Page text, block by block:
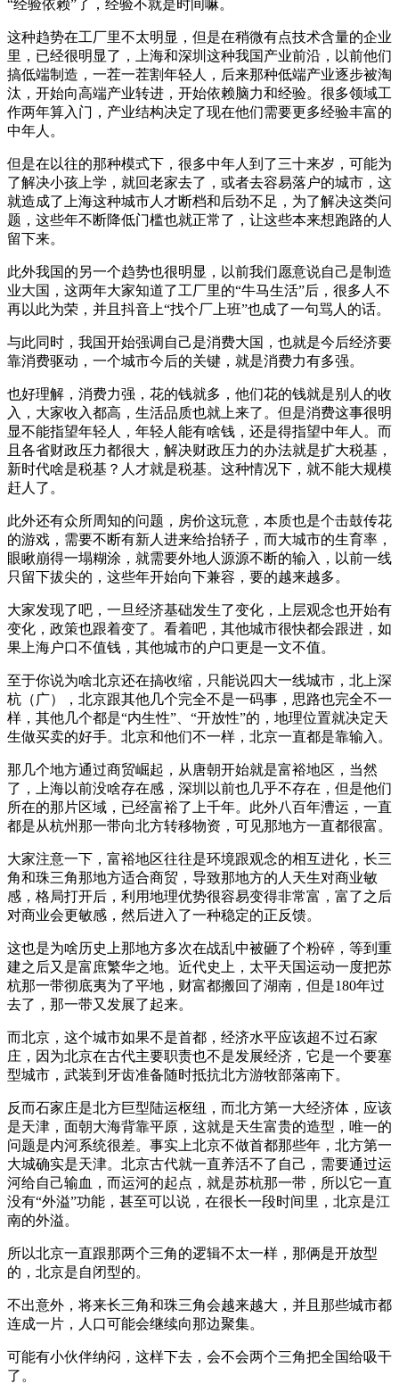
“经验依赖”了，经验不就是时间嘛。
这种趋势在工厂里不太明显，但是在稍微有点技术含量的企业
里，已经很明显了，上海和深圳这种我国产业前沿，以前他们
搞低端制造，一茬一茬割年轻人，后来那种低端产业逐步被淘
汰，开始向高端产业转进，开始依赖脑力和经验。很多领域工
作两年算入门，产业结构决定了现在他们需要更多经验丰富的
中年人。
但是在以往的那种模式下，很多中年人到了三十来岁，可能为
了解决小孩上学，就回老家去了，或者去容易落户的城市，这
就造成了上海这种城市人才断档和后劲不足，为了解决这类问
题，这些年不断降低门槛也就正常了，让这些本来想跑路的人
留下来。
此外我国的另一个趋势也很明显，以前我们愿意说自己是制造
业大国，这两年大家知道了工厂里的“牛马生活”后，很多人不
再以此为荣，并且抖音上“找个厂上班”也成了一句骂人的话。
与此同时，我国开始强调自己是消费大国，也就是今后经济要
靠消费驱动，一个城市今后的关键，就是消费力有多强。
也好理解，消费力强，花的钱就多，他们花的钱就是别人的收
入，大家收入都高，生活品质也就上来了。但是消费这事很明
显不能指望年轻人，年轻人能有啥钱，还是得指望中年人。而
且各省财政压力都很大，解决财政压力的办法就是扩大税基，
新时代啥是税基？人才就是税基。这种情况下，就不能大规模
赶人了。
此外还有众所周知的问题，房价这玩意，本质也是个击鼓传花
的游戏，需要不断有新人进来给抬轿子，而大城市的生育率，
眼瞅崩得一塌糊涂，就需要外地人源源不断的输入，以前一线
只留下拔尖的，这些年开始向下兼容，要的越来越多。
大家发现了吧，一旦经济基础发生了变化，上层观念也开始有
变化，政策也跟着变了。看着吧，其他城市很快都会跟进，如
果上海户口不值钱，其他城市的户口更是一文不值。
至于你说为啥北京还在搞收缩，只能说四大一线城市，北上深
杭（广），北京跟其他几个完全不是一码事，思路也完全不一
样，其他几个都是“内生性”、“开放性”的，地理位置就决定天
生做买卖的好手。北京和他们不一样，北京一直都是靠输入。
那几个地方通过商贸崛起，从唐朝开始就是富裕地区，当然
了，上海以前没啥存在感，深圳以前也几乎不存在，但是他们
所在的那片区域，已经富裕了上千年。此外八百年漕运，一直
都是从杭州那一带向北方转移物资，可见那地方一直都很富。
大家注意一下，富裕地区往往是环境跟观念的相互进化，长三
角和珠三角那地方适合商贸，导致那地方的人天生对商业敏
感，格局打开后，利用地理优势很容易变得非常富，富了之后
对商业会更敏感，然后进入了一种稳定的正反馈。
这也是为啥历史上那地方多次在战乱中被砸了个粉碎，等到重
建之后又是富庶繁华之地。近代史上，太平天国运动一度把苏
杭那一带彻底夷为了平地，财富都搬回了湖南，但是180年过
去了，那一带又发展了起来。
而北京，这个城市如果不是首都，经济水平应该超不过石家
庄，因为北京在古代主要职责也不是发展经济，它是一个要塞
型城市，武装到牙齿准备随时抵抗北方游牧部落南下。
反而石家庄是北方巨型陆运枢纽，而北方第一大经济体，应该
是天津，面朝大海背靠平原，这就是天生富贵的造型，唯一的
问题是内河系统很差。事实上北京不做首都那些年，北方第一
大城确实是天津。北京古代就一直养活不了自己，需要通过运
河给自己输血，而运河的起点，就是苏杭那一带，所以它一直
没有“外溢”功能，甚至可以说，在很长一段时间里，北京是江
南的外溢。
所以北京一直跟那两个三角的逻辑不太一样，那俩是开放型
的，北京是自闭型的。
不出意外，将来长三角和珠三角会越来越大，并且那些城市都
连成一片，人口可能会继续向那边聚集。
可能有小伙伴纳闷，这样下去，会不会两个三角把全国给吸干
了。